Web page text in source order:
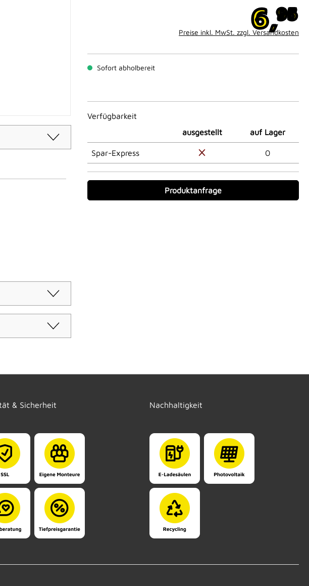
6,95
Preise inkl. MwSt. zzgl. Versandkosten
Sofort abholbereit
Verfügbarkeit
ausgestellt
auf Lager
Spar-Express 0
Produktanfrage
& Sicherheit Nachhaltigkeit